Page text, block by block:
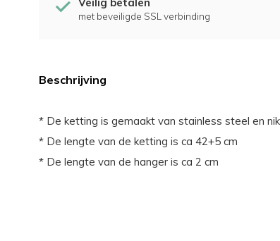
met beveiligde SSL verbinding
Beschrijving
* De ketting is gemaakt van stainless steel en
* De lengte van de ketting is ca 42+5 cm
* De lengte van de hanger is ca 2 cm